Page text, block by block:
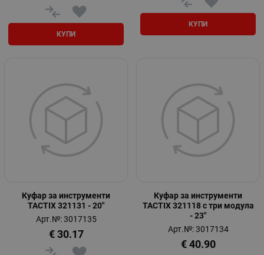
КУПИ
КУПИ
Куфар за инструменти
TACTIX 321131 - 20"
Арт.№: 3017135
30.17
€
Куфар за инструменти
TACTIX 321118 с три модула
- 23"
Арт.№: 3017134
40.90
€